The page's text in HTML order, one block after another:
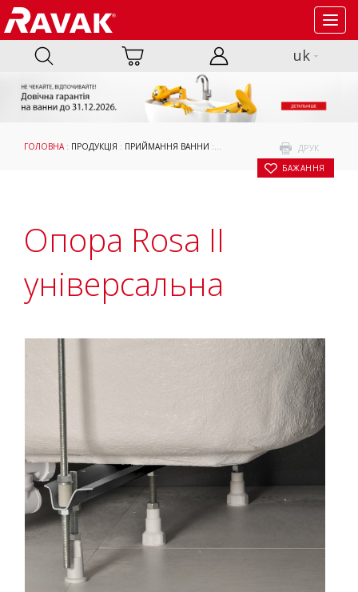
uk
ДРУК
БАЖАННЯ
ГОЛОВНА : ПРОДУКЦІЯ : ПРИЙМАННЯ ВАННИ : ОПОРИ, ПАНЕЛІ ТА
Опора Rosa II
універсальна